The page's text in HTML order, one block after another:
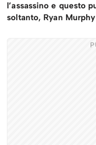
l’assassino e questo
soltanto, Ryan